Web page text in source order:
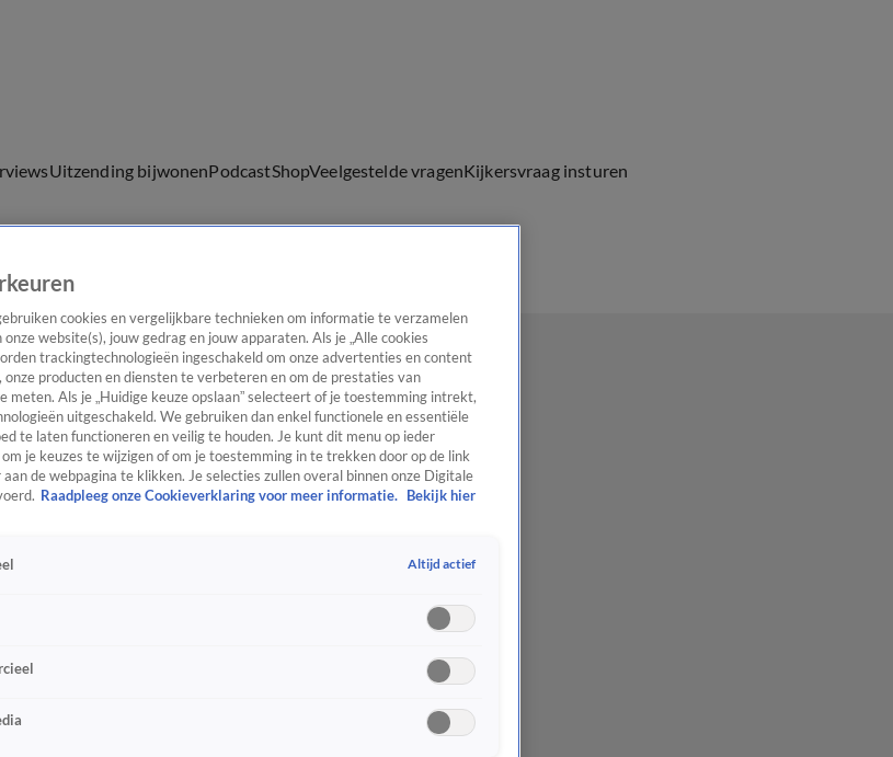
Uitzending bijwonenPodcastShopVeelgestelde vragenKijkersvraag insturen
cookies en vergelijkbare technieken om informatie te verzamelen
website(s), jouw gedrag en jouw apparaten. Als je „Alle cookies
trackingtechnologieën ingeschakeld om onze advertenties en content
onze producten en diensten te verbeteren en om de prestaties van
meten. Als je „Huidige keuze opslaan” selecteert of je toestemming intrekt,
uitgeschakeld. We gebruiken dan enkel functionele en essentiële
te laten functioneren en veilig te houden. Je kunt dit menu op ieder
je keuzes te wijzigen of om je toestemming in te trekken door op de link
de webpagina te klikken. Je selecties zullen overal binnen onze Digitale
Raadpleeg onze Cookieverklaring voor meer informatie. Bekijk hier
Altijd actief